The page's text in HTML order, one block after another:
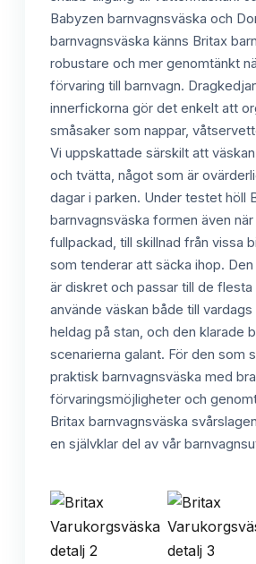
Babyzen barnvagnsväska och
barnvagnsväska känns Britax
robustare och mer genomtänkt
förvaring till barnvagn.
innerfickorna gör det enkelt att
småsaker som nappar,
Vi uppskattade särskilt att
och tvätta, något som är
dagar i parken. Under testet höll
barnvagnsväska formen även
fullpackad, till skillnad från vissa
som tenderar att säcka ihop.
är diskret och passar till de flesta
använde väskan både till
heldag på stan, och den klarade
scenarierna galant. För den som
praktisk barnvagnsväska med bra
förvaringsmöjligheter och
Britax barnvagnsväska
en självklar del av vår